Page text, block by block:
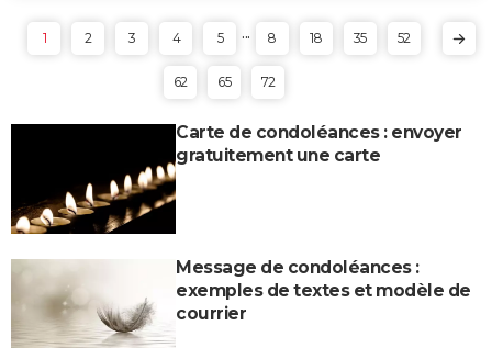
1 2 3 4 5 ... 8 18 35 52
62 65 72
Carte de condoléances : envoyer
gratuitement une carte
Message de condoléances :
exemples de textes et modèle de
courrier